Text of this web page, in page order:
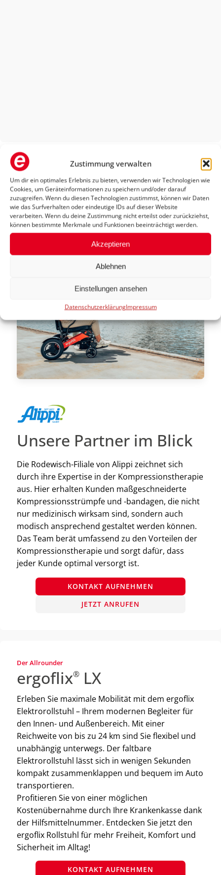
Zustimmung verwalten
Um dir ein optimales Erlebnis zu bieten, verwenden wir Technologien wie
Cookies, um Geräteinformationen zu speichern und/oder darauf
zuzugreifen. Wenn du diesen Technologien zustimmst, können wir Daten
wie das Surfverhalten oder eindeutige IDs auf dieser Website
verarbeiten. Wenn du deine Zustimmung nicht erteilst oder zurückziehst,
können bestimmte Merkmale und Funktionen beeinträchtigt werden.
Akzeptieren
Ablehnen
Einstellungen ansehen
DatenschutzerklärungImpressum
Alippi Sanitätshaus
Highlights
Unsere Partner im Blick
Die Rodewisch-Filiale von Alippi zeichnet sich
durch ihre Expertise in der Kompressionstherapie
aus. Hier erhalten Kunden maßgeschneiderte
Kompressionsstrümpfe und -bandagen, die nicht
nur medizinisch wirksam sind, sondern auch
modisch ansprechend gestaltet werden können.
Das Team berät umfassend zu den Vorteilen der
Kompressionstherapie und sorgt dafür, dass
jeder Kunde optimal versorgt ist.
KONTAKT AUFNEHMEN
JETZT ANRUFEN
Der Allrounder
ergoflix®LX
Erleben Sie maximale Mobilität mit dem ergoflix
Elektrorollstuhl – Ihrem modernen Begleiter für
den Innen- und Außenbereich. Mit einer
Reichweite von bis zu 24 km sind Sie flexibel und
unabhängig unterwegs. Der faltbare
Elektrorollstuhl lässt sich in wenigen Sekunden
kompakt zusammenklappen und bequem im Auto
transportieren.
Profitieren Sie von einer möglichen
Kostenübernahme durch Ihre Krankenkasse dank
der Hilfsmittelnummer. Entdecken Sie jetzt den
ergoflix Rollstuhl für mehr Freiheit, Komfort und
Sicherheit im Alltag!
KONTAKT AUFNEHMEN